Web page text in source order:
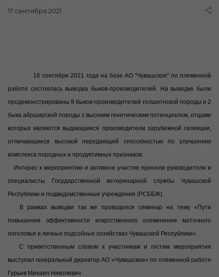
17 сентября 2021
16 сентября 2021 года на базе АО "Чувашское" по племенной
работе состоялась выводка быков-производителей. На выводке были
продемонстрированы 8 быков-производителей голшитнской породы и 2
быка айрширской породы с высоким генетическим потенциалом, отцами
которых являются выдающиеся производители зарубежной селекции,
отличающиеся высокой передающей способностью по улучшению
комплекса породных и продуктивных признаков.
Интерес к мероприятию и активное участие приняли руководители и
специалисты Государственной ветеринарной службы Чувашской
Республики и подведомственные учреждения (РСББЖ).
В рамках выводки так же проводился семинар на тему «Пути
повышения эффективности искусственного осеменения маточного
поголовья в личных подсобных хозяйствах Чувашской Республики».
С приветственным словом к участникам и гостям мероприятия
выступил генеральный директор АО «Чувашское» по племенной работе
Гурьев Михаил Николевич.